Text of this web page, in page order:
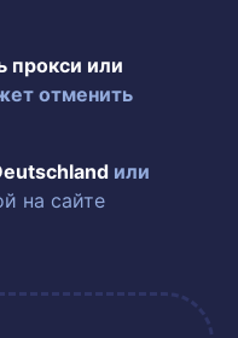
прокси или
отменить
или
на сайте